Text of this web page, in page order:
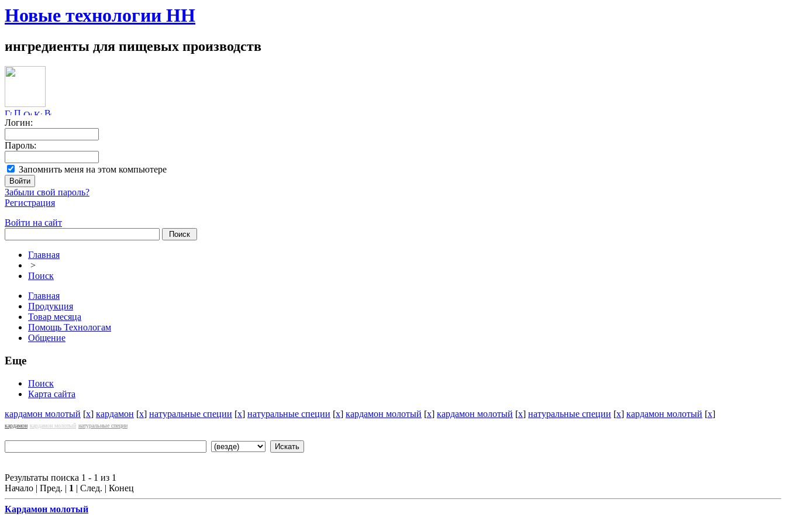
Новые технологии НН
ингредиенты для пищевых производств
Логин:
Пароль:
Запомнить меня на этом компьютере
Забыли свой пароль?
Регистрация
Войти на сайт
Главная
>
Поиск
Главная
Продукция
Товар месяца
Помощь Технологам
Общение
Еще
Поиск
Карта сайта
кардамон молотый [x] кардамон [x] натуральные специи [x] натуральные специи [x] кардамон молотый [x] кардамон молотый [x] натуральные специи [x] кардамон молотый [x]
кардамон кардамон молотый натуральные специи
Результаты поиска 1 - 1 из 1
Начало | Пред. | 1 | След. | Конец
Кардамон молотый